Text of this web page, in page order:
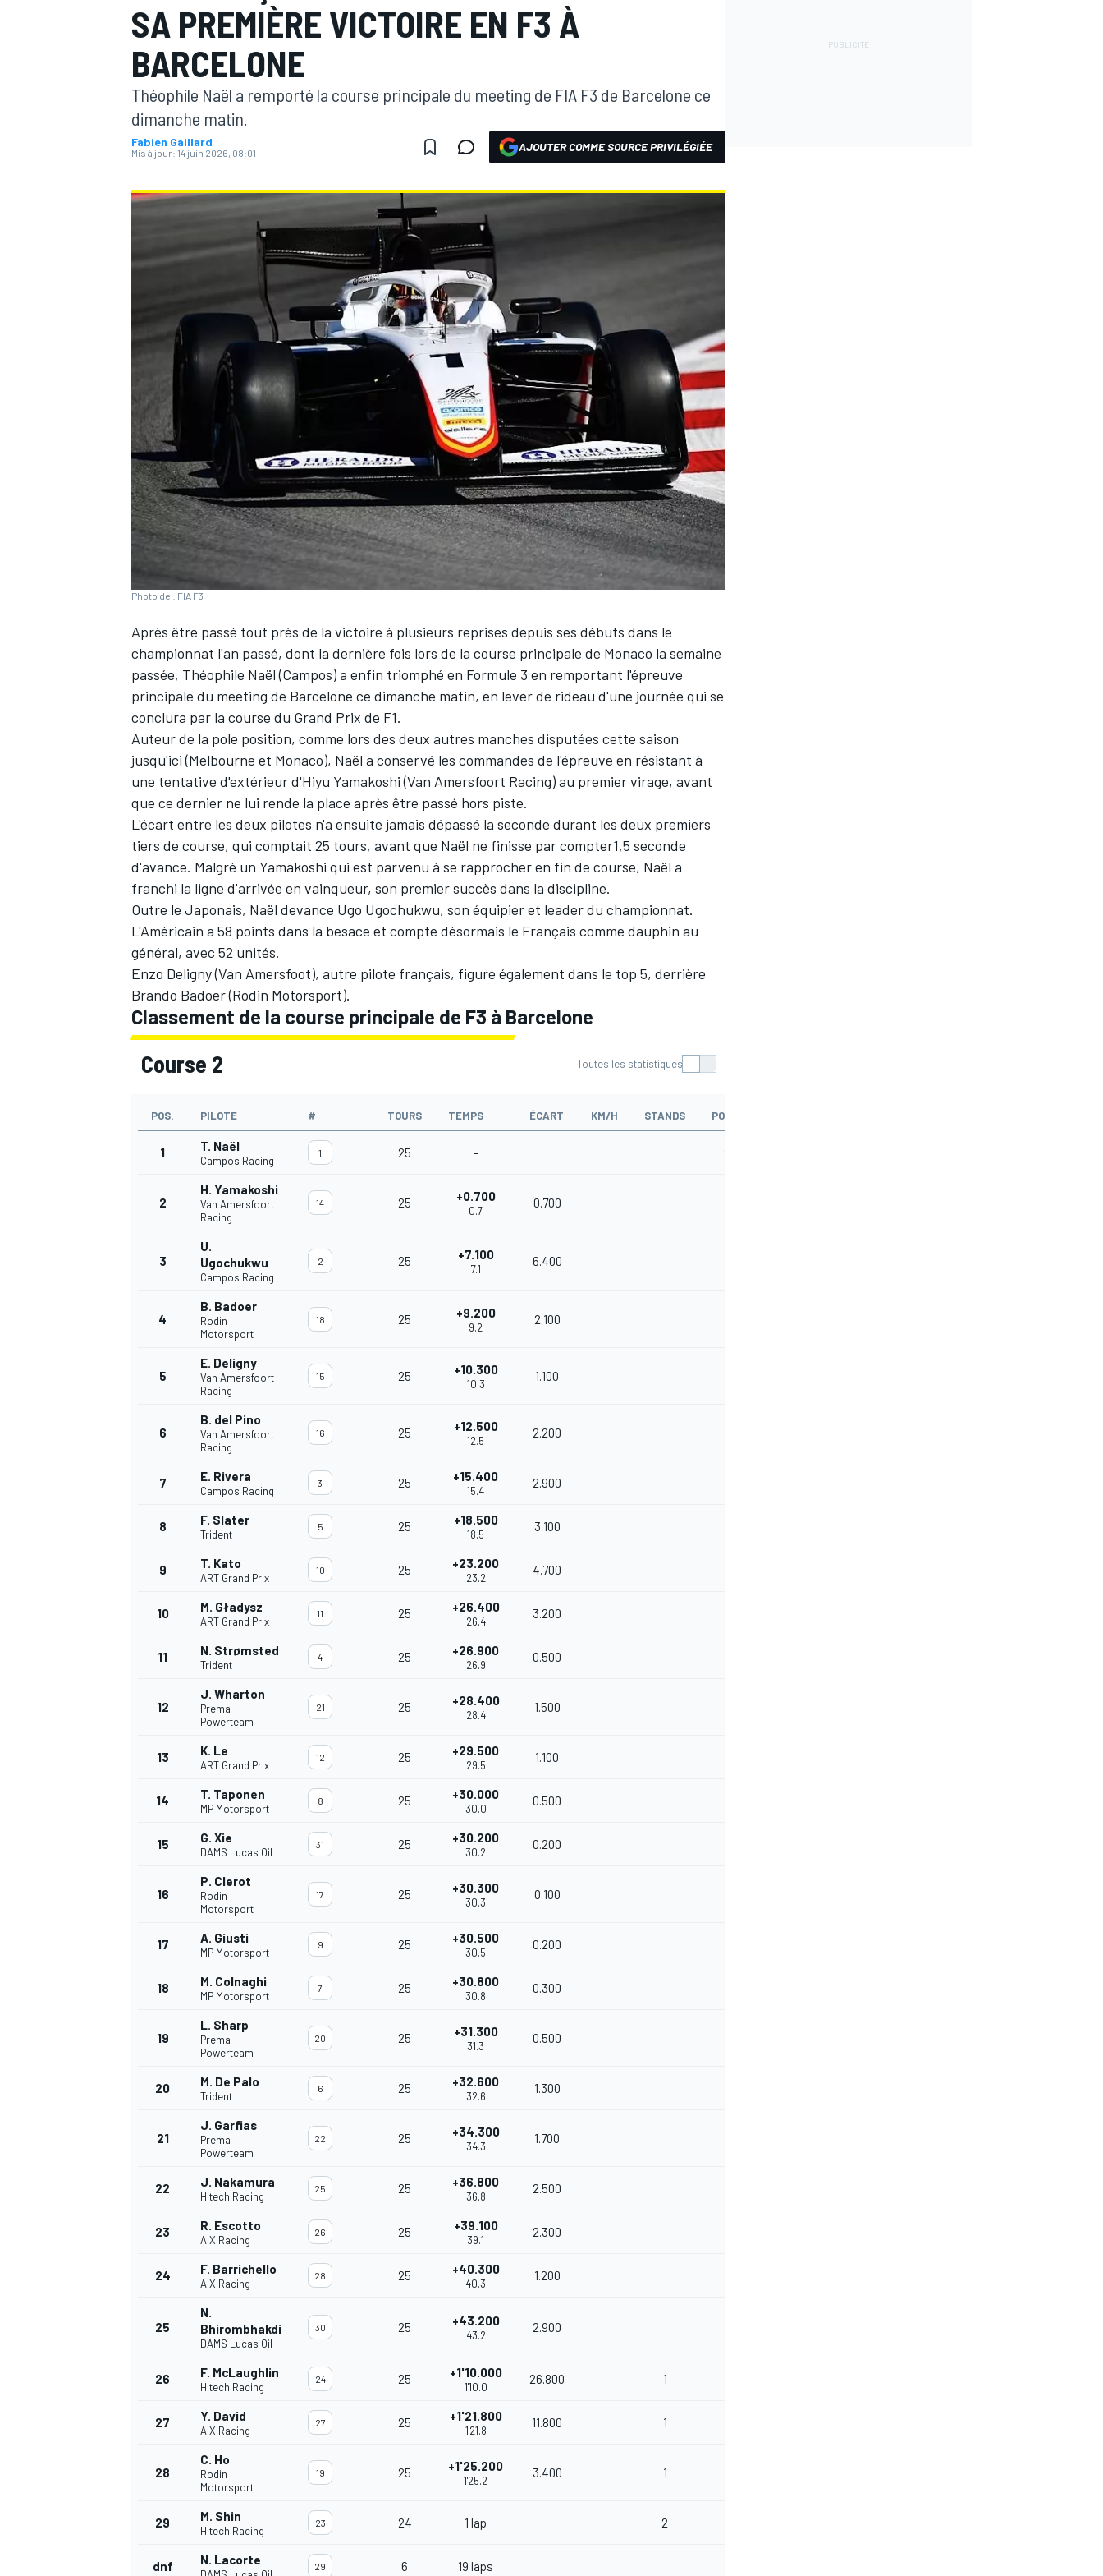
MOTOGP
WRC
WEC
AUTRES CHAMPIONNATS
SA PREMIÈRE VICTOIRE EN F3 À
BARCELONE
Théophile Naël a remporté la course principale du meeting de FIA F3 de Barcelone ce
dimanche matin.
Fabien Gaillard
Mis à jour: 14 juin 2026, 08:01 AJOUTER COMME SOURCE PRIVILÉGIÉE
Photo de : FIA F3
Après être passé tout près de la victoire à plusieurs reprises depuis ses débuts dans le
championnat l'an passé, dont la dernière fois lors de la course principale de Monaco la semaine
passée, Théophile Naël(Campos) a enfin triomphé en Formule 3 en remportant l'épreuve
principale du meeting de Barcelone ce dimanche matin, en lever de rideau d'une journée qui se
conclura par la course du Grand Prix de F1.
Auteur de la pole position, comme lors des deux autres manches disputées cette saison
jusqu'ici (Melbourne et Monaco), Naël a conservé les commandes de l'épreuve en résistant à
une tentative d'extérieur d'Hiyu Yamakoshi (Van Amersfoort Racing) au premier virage, avant
que ce dernier ne lui rende la place après être passé hors piste.
L'écart entre les deux pilotes n'a ensuite jamais dépassé la seconde durant les deux premiers
tiers de course, qui comptait 25 tours, avant que Naël ne finisse par compter1,5 seconde
d'avance. Malgré un Yamakoshi qui est parvenu à se rapprocher en fin de course, Naël a
franchi la ligne d'arrivée en vainqueur, son premier succès dans la discipline.
Outre le Japonais, Naël devance Ugo Ugochukwu, son équipier et leader du championnat.
L'Américain a 58 points dans la besace et compte désormais le Français comme dauphin au
général, avec 52 unités.
Enzo Deligny (Van Amersfoot), autre pilote français, figure également dans le top 5, derrière
Brando Badoer(Rodin Motorsport).
Classement de la course principale de F3 à Barcelone
Course 2 Toutes les statistiques
POS. PILOTE # TOURS TEMPS ÉCART KM/H STANDS POINTS
1 T. Naël
Campos Racing
1 25 - 25
2
H. Yamakoshi
Van Amersfoort
Racing
14 25 +0.700
0.7
0.700
3
U.
Ugochukwu
Campos Racing
2 25 +7.100
7.1
6.400
4
B. Badoer
Rodin
Motorsport
18 25 +9.200
9.2
2.100
5
E. Deligny
Van Amersfoort
Racing
15 25 +10.300
10.3
1.100
6
B. del Pino
Van Amersfoort
Racing
16 25 +12.500
12.5
2.200
7 E. Rivera
Campos Racing
3 25 +15.400
15.4
2.900
8 F. Slater
Trident
5 25 +18.500
18.5
3.100
9 T. Kato
ART Grand Prix
10 25 +23.200
23.2
4.700
10 M. Gładysz
ART Grand Prix
11 25 +26.400
26.4
3.200
11 N. Strømsted
Trident
4 25 +26.900
26.9
0.500
12
J. Wharton
Prema
Powerteam
21 25 +28.400
28.4
1.500
13 K. Le
ART Grand Prix
12 25 +29.500
29.5
1.100
14 T. Taponen
MP Motorsport
8 25 +30.000
30.0
0.500
15 G. Xie
DAMS Lucas Oil
31 25 +30.200
30.2
0.200
16
P. Clerot
Rodin
Motorsport
17 25 +30.300
30.3
0.100
17 A. Giusti
MP Motorsport
9 25 +30.500
30.5
0.200
18 M. Colnaghi
MP Motorsport
7 25 +30.800
30.8
0.300
19
L. Sharp
Prema
Powerteam
20 25 +31.300
31.3
0.500
20 M. De Palo
Trident
6 25 +32.600
32.6
1.300
21
J. Garfias
Prema
Powerteam
22 25 +34.300
34.3
1.700
22 J. Nakamura
Hitech Racing
25 25 +36.800
36.8
2.500
23 R. Escotto
AIX Racing
26 25 +39.100
39.1
2.300
24 F. Barrichello
AIX Racing
28 25 +40.300
40.3
1.200
25
N.
Bhirombhakdi
DAMS Lucas Oil
30 25 +43.200
43.2
2.900
26 F. McLaughlin
Hitech Racing
24 25 +1'10.000
1'10.0
26.800 1
27 Y. David
AIX Racing
27 25 +1'21.800
1'21.8
11.800 1
28
C. Ho
Rodin
Motorsport
19 25 +1'25.200
1'25.2
3.400 1
29 M. Shin
Hitech Racing
23 24 1 lap 2
dnf N. Lacorte 29 6 19 laps